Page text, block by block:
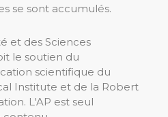
se sont accumulés.
et des Sciences
le soutien du
scientifique du
Institute et de la Robert
L'AP est seul